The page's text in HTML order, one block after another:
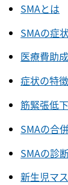
SMAとは
SMAの症
医療費助
症状の特徴
筋緊張低
SMAの合
SMAの診
新生児マ